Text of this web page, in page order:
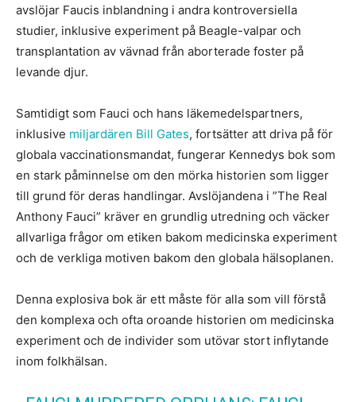
avslöjar Faucis inblandning i andra kontroversiella
studier, inklusive experiment på Beagle-valpar och
transplantation av vävnad från aborterade foster på
levande djur.
Samtidigt som Fauci och hans läkemedelspartners,
inklusive miljardären Bill Gates, fortsätter att driva på för
globala vaccinationsmandat, fungerar Kennedys bok som
en stark påminnelse om den mörka historien som ligger
till grund för deras handlingar. Avslöjandena i ”The Real
Anthony Fauci” kräver en grundlig utredning och väcker
allvarliga frågor om etiken bakom medicinska experiment
och de verkliga motiven bakom den globala hälsoplanen.
Denna explosiva bok är ett måste för alla som vill förstå
den komplexa och ofta oroande historien om medicinska
experiment och de individer som utövar stort inflytande
inom folkhälsan.